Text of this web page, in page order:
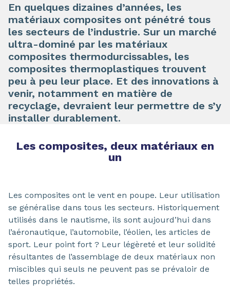
En quelques dizaines d’années, les
matériaux composites ont pénétré tous
les secteurs de l’industrie. Sur un marché
ultra-dominé par les matériaux
composites thermodurcissables, les
composites thermoplastiques trouvent
peu à peu leur place. Et des innovations à
venir, notamment en matière de
recyclage, devraient leur permettre de s’y
installer durablement.
Les composites, deux matériaux en
un
Les composites ont le vent en poupe. Leur utilisation
se généralise dans tous les secteurs. Historiquement
utilisés dans le nautisme, ils sont aujourd’hui dans
l’aéronautique, l’automobile, l’éolien, les articles de
sport. Leur point fort ? Leur légèreté et leur solidité
résultantes de l’assemblage de deux matériaux non
miscibles qui seuls ne peuvent pas se prévaloir de
telles propriétés.